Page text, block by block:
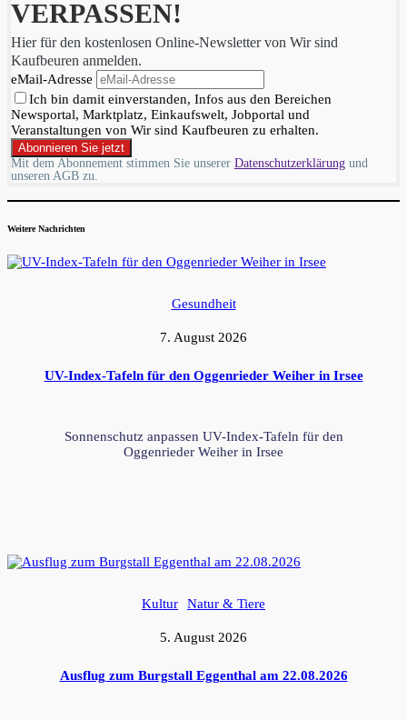
VERPASSEN!
Hier für den kostenlosen Online-Newsletter von Wir sind
Kaufbeuren anmelden.
eMail-Adresse
Ich bin damit einverstanden, Infos aus den Bereichen
Newsportal, Marktplatz, Einkaufswelt, Jobportal und
Veranstaltungen von Wir sind Kaufbeuren zu erhalten.
Mit dem Abonnement stimmen Sie unserer Datenschutzerklärung und
unseren AGB zu.
Weitere Nachrichten
Gesundheit
7. August 2026
UV-Index-Tafeln für den Oggenrieder Weiher in Irsee
Sonnenschutz anpassen UV-Index-Tafeln für den
Oggenrieder Weiher in Irsee
Kultur Natur & Tiere
5. August 2026
Ausflug zum Burgstall Eggenthal am 22.08.2026